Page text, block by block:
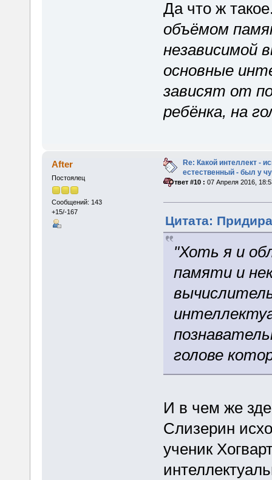
Да что ж
объёмом
независимой
основные
зависят от
ребёнка, на
After
Постоялец
Сообщений: 143
+15/-167
Re: Какой интеллект -
естественный - был у
«Ответ #10 : 07 Апреля 2016,
Цитата:
"Хоть я и
памяти и
голове
И в чем же
Слизерин
ученик